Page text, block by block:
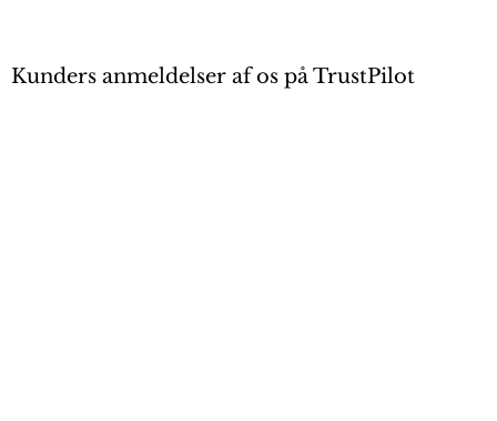
Kunders anmeldelser af os på TrustPilot